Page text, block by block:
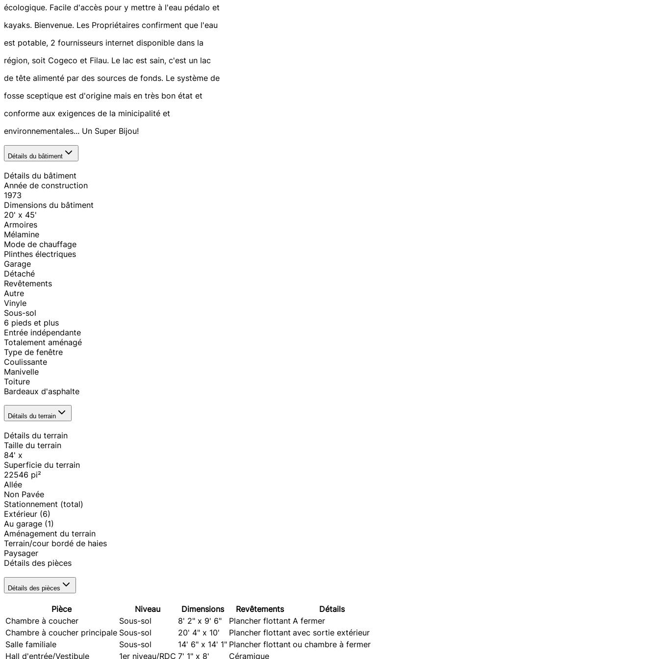
écologique. Facile d'accès pour y mettre à l'eau pédalo et
kayaks. Bienvenue. Les Propriétaires confirment que l'eau
est potable, 2 fournisseurs internet disponible dans la
région, soit Cogeco et Filau. Le lac est sain, c'est un lac
de tête alimenté par des sources de fonds. Le système de
fosse sceptique est d'origine mais en très bon état et
conforme aux exigences de la minicipalité et
environnementales... Un Super Bijou!
Détails du bâtiment
Détails du bâtiment
Année de construction
1973
Dimensions du bâtiment
20' x 45'
Armoires
Mélamine
Mode de chauffage
Plinthes électriques
Garage
Détaché
Revêtements
Autre
Vinyle
Sous-sol
6 pieds et plus
Entrée indépendante
Totalement aménagé
Type de fenêtre
Coulissante
Manivelle
Toiture
Bardeaux d'asphalte
Détails du terrain
Détails du terrain
Taille du terrain
84' x
Superficie du terrain
22546 pi²
Allée
Non Pavée
Stationnement (total)
Extérieur (6)
Au garage (1)
Aménagement du terrain
Terrain/cour bordé de haies
Paysager
Détails des pièces
Détails des pièces
Pièce Niveau Dimensions Revêtements
Détails
Chambre à coucher
Sous-sol 8' 2" x 9' 6" Plancher flottant A fermer
Chambre à coucher principale Sous-sol 20' 4" x 10' Plancher flottant avec sortie extérieur
Salle familiale
Sous-sol 14' 6" x 14' 1" Plancher flottant ou chambre à fermer
Hall d'entrée/Vestibule
1er niveau/RDC 7' 1" x 8' Céramique